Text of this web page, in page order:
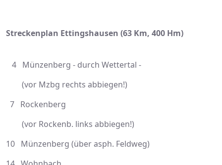
Streckenplan Ettingshausen (63 Km, 400 Hm)
4 Münzenberg - durch Wettertal -
(vor Mzbg rechts abbiegen!)
7 Rockenberg
(vor Rockenb. links abbiegen!)
10 Münzenberg (über asph. Feldweg)